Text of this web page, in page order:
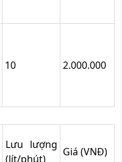
10 2.000.000
Lưu lượng
(lít/phút)
Giá (VNĐ)